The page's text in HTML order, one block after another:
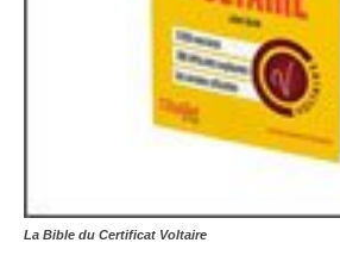
La Bible du Certificat Voltaire